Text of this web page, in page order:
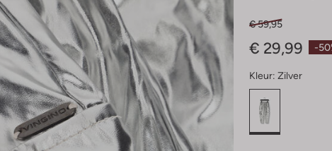
-
€ 59,95
€ 29,99
Kleur: Zilver